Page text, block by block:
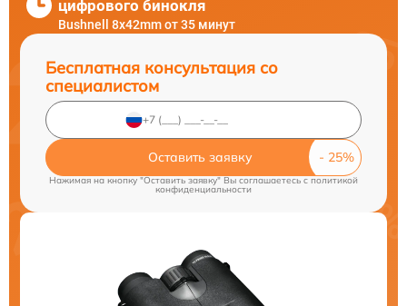
цифрового бинокля
Bushnell 8x42mm от 35 минут
Бесплатная консультация со
специалистом
Оставить заявку
Нажимая на кнопку "Оставить заявку" Вы соглашаетесь cполитикой
конфиденциальности